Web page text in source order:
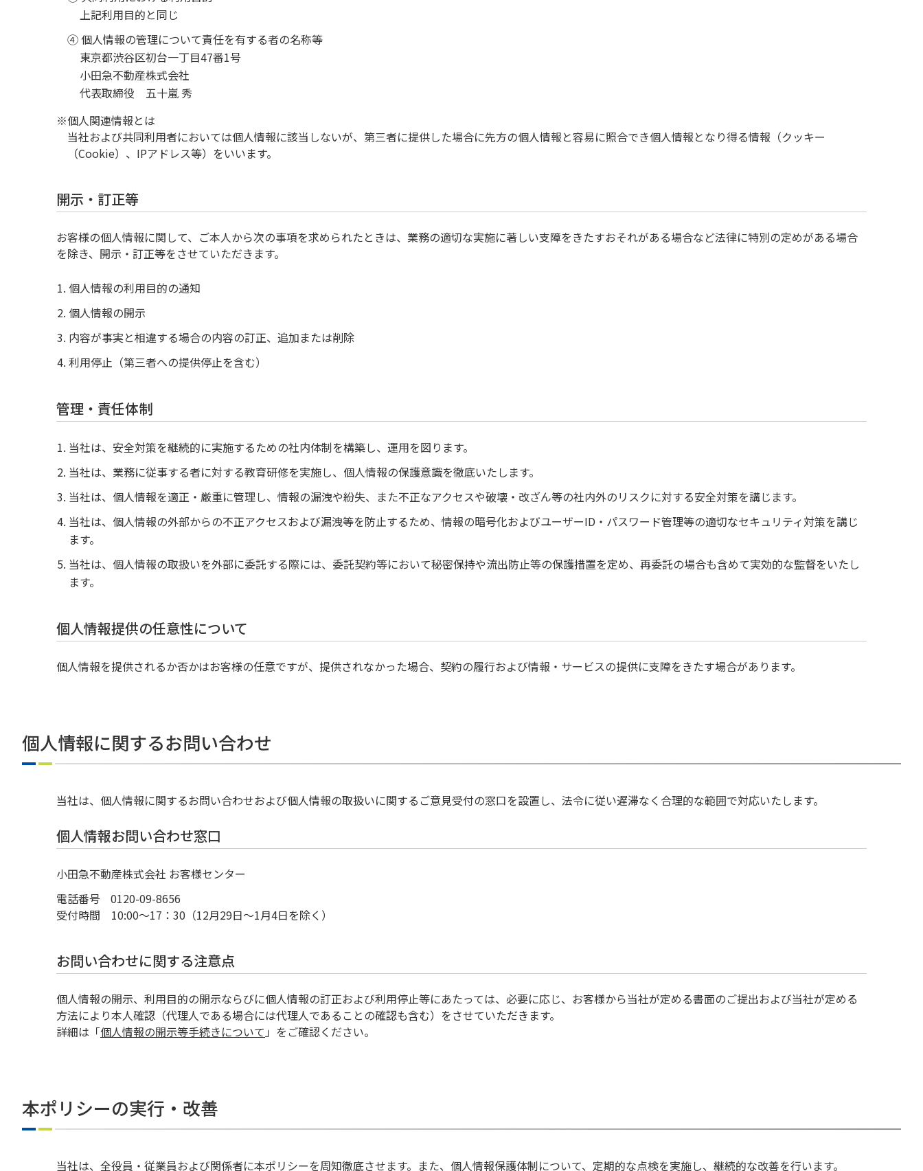
上記利用目的と同じ
④ 個人情報の管理について責任を有する者の名称等
東京都渋谷区初台一丁目47番1号
小田急不動産株式会社
代表取締役 五十嵐 秀
※個人関連情報とは
当社および共同利用者においては個人情報に該当しないが、第三者に提供した場合に先方の個人情報と容易に照合でき個人情報となり得る情報（クッキー
（Cookie）、IPアドレス等）をいいます。
開示・訂正等
お客様の個人情報に関して、ご本人から次の事項を求められたときは、業務の適切な実施に著しい支障をきたすおそれがある場合など法律に特別の定めがある場合
を除き、開示・訂正等をさせていただきます。
個人情報の利用目的の通知
個人情報の開示
内容が事実と相違する場合の内容の訂正、追加または削除
利用停止（第三者への提供停止を含む）
管理・責任体制
当社は、安全対策を継続的に実施するための社内体制を構築し、運用を図ります。
当社は、業務に従事する者に対する教育研修を実施し、個人情報の保護意識を徹底いたします。
当社は、個人情報を適正・厳重に管理し、情報の漏洩や紛失、また不正なアクセスや破壊・改ざん等の社内外のリスクに対する安全対策を講じます。
当社は、個人情報の外部からの不正アクセスおよび漏洩等を防止するため、情報の暗号化およびユーザーID・パスワード管理等の適切なセキュリティ対策を講じ
ます。
当社は、個人情報の取扱いを外部に委託する際には、委託契約等において秘密保持や流出防止等の保護措置を定め、再委託の場合も含めて実効的な監督をいたし
ます。
個人情報提供の任意性について
個人情報を提供されるか否かはお客様の任意ですが、提供されなかった場合、契約の履行および情報・サービスの提供に支障をきたす場合があります。
個人情報に関するお問い合わせ
当社は、個人情報に関するお問い合わせおよび個人情報の取扱いに関するご意見受付の窓口を設置し、法令に従い遅滞なく合理的な範囲で対応いたします。
個人情報お問い合わせ窓口
小田急不動産株式会社 お客様センター
電話番号
0120-09-8656
受付時間 10:00～17：30（12月29日～1月4日を除く）
お問い合わせに関する注意点
個人情報の開示、利用目的の開示ならびに個人情報の訂正および利用停止等にあたっては、必要に応じ、お客様から当社が定める書面のご提出および当社が定める
方法により本人確認（代理人である場合には代理人であることの確認も含む）をさせていただきます。
詳細は「個人情報の開示等手続きについて 」をご確認ください。
本ポリシーの実行・改善
当社は、全役員・従業員および関係者に本ポリシーを周知徹底させます。また、個人情報保護体制について、定期的な点検を実施し、継続的な改善を行います。